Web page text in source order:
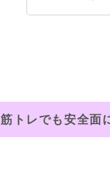
筋トレでも安全面